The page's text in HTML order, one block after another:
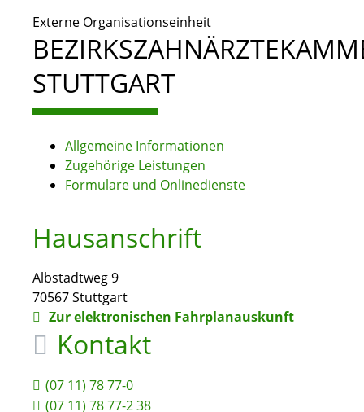
Externe Organisationseinheit
STUTTGART
Allgemeine Informationen
Zugehörige Leistungen
Formulare und Onlinedienste
Hausanschrift
Albstadtweg 9
70567Stuttgart
Zur elektronischen Fahrplanauskunft
Kontakt
(07 11) 78 77-0
(07 11) 78 77-2 38